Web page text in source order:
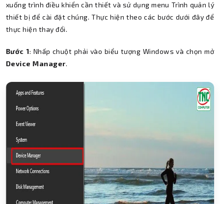
xuống trình điều khiển cần thiết và sử dụng menu Trình quản lý
thiết bị để cài đặt chúng. Thực hiện theo các bước dưới đây để
thực hiện thay đổi.
Bước 1: Nhấp chuột phải vào biểu tượng Windows và chọn mở
Device Manager.